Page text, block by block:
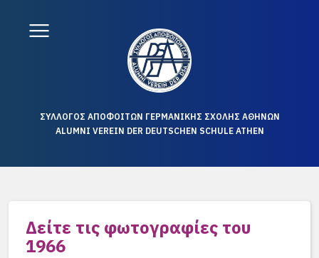
ΣΥΛΛΟΓΟΣ ΑΠΟΦΟΙΤΩΝ ΓΕΡΜΑΝΙΚΗΣ ΣΧΟΛΗΣ ΑΘΗΝΩΝ
ALUMNI VEREIN DER DEUTSCHEN SCHULE ATHEN
Δείτε τις φωτογραφίες του
1966